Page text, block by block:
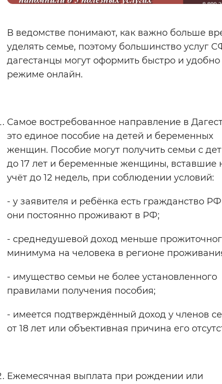
Звуковой ассистент
Вернуть стандартные настройки
В ведомстве понимают, как важно больше
уделять семье, поэтому большинство услуг
дагестанцы могут оформить быстро и удобно
режиме онлайн.
Самое востребованное направление в
это единое пособие на детей и беременных
женщин. Пособие могут получить семьи с
до 17 лет и беременные женщины, вставшие
учёт до 12 недель, при соблюдении условий:
- у заявителя и ребёнка есть гражданство
они постоянно проживают в РФ;
- среднедушевой доход меньше
минимума на человека в регионе
- имущество семьи не более установленного
правилами получения пособия;
- имеется подтверждённый доход у членов
от 18 лет или объективная причина его
Ежемесячная выплата при рождении или